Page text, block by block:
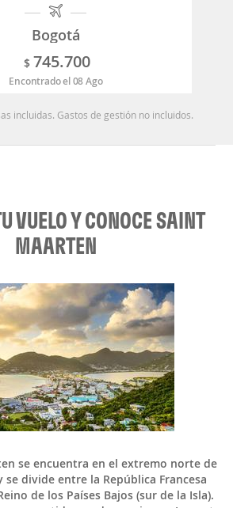
Bogotá
$ 745.700
Encontrado el 08 Ago
incluidas. Gastos de gestión no incluidos.
VUELO Y CONOCE SAINT
MAARTEN
se encuentra en el extremo norte de
se divide entre la República Francesa
de los Países Bajos (sur de la Isla).